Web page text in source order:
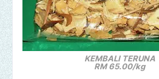
KEMBALI TERUNA
RM 65.00/kg